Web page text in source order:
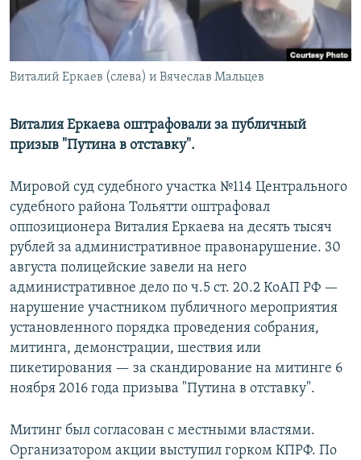
СОЦИАЛЬНЫЕ СЕТИ
Все сайты РСЕ/РС
Виталий Еркаев (слева) и Вячеслав Мальцев
Виталия Еркаева оштрафовали за публичный
призыв "Путина в отставку".
Мировой суд судебного участка №114 Центрального
судебного района Тольятти оштрафовал
оппозиционера Виталия Еркаева на десять тысяч
рублей за административное правонарушение. 30
августа полицейские завели на него
административное дело по ч.5 ст. 20.2 КоАП РФ —
нарушение участником публичного мероприятия
установленного порядка проведения собрания,
митинга, демонстрации, шествия или
пикетирования — за скандирование на митинге 6
ноября 2016 года призыва "Путина в отставку".
Митинг был согласован с местными властями.
Организатором акции выступил горком КПРФ. По